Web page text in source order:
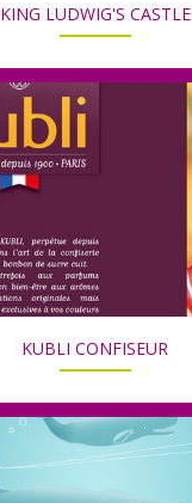
KING LUDWIG'S CASTLE
KUBLI CONFISEUR